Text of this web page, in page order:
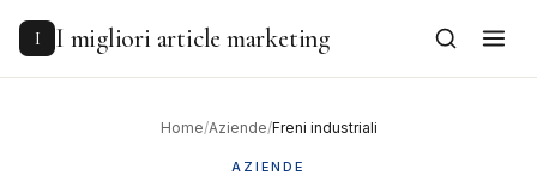
content
I I migliori article marketing
Home/Aziende/Freni industriali
AZIENDE